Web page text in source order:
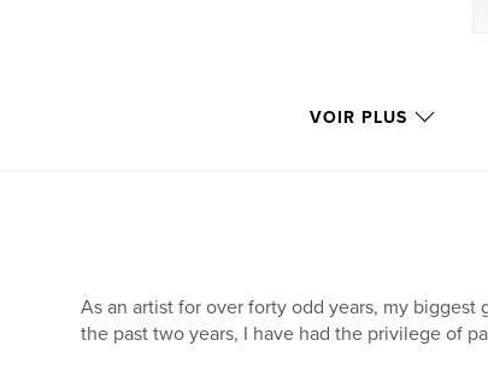
VOIR PLUS
As an artist for over forty odd years, my
the past two years, I have had the privilege of